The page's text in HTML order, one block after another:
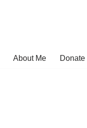
About Me Donate